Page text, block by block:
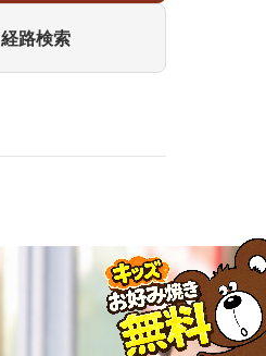
経路検索